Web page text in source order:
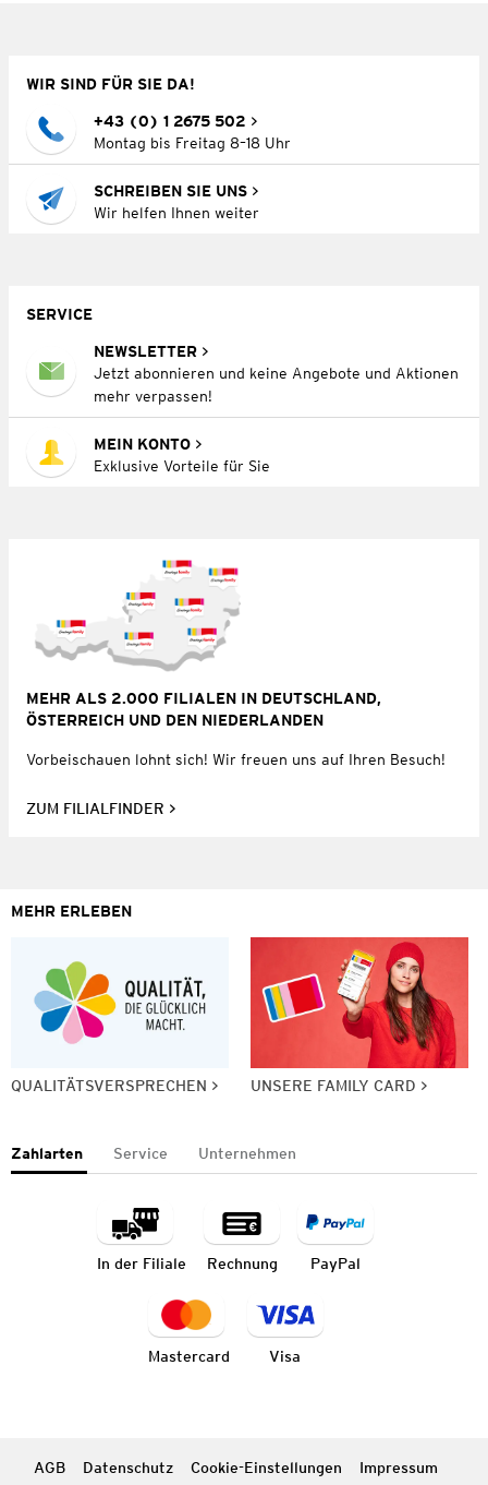
WIR SIND FÜR SIE DA!
+43 (0) 1 2675 502
Montag bis Freitag 8–18 Uhr
SCHREIBEN SIE UNS
Wir helfen Ihnen weiter
SERVICE
NEWSLETTER
Jetzt abonnieren und keine Angebote und Aktionen
mehr verpassen!
MEIN KONTO
Exklusive Vorteile für Sie
MEHR ALS 2.000 FILIALEN IN DEUTSCHLAND,
ÖSTERREICH UND DEN NIEDERLANDEN
Vorbeischauen lohnt sich! Wir freuen uns auf Ihren Besuch!
ZUM FILIALFINDER
MEHR ERLEBEN
QUALITÄTSVERSPRECHEN UNSERE FAMILY CARD
Zahlarten Service Unternehmen
In der Filiale Rechnung PayPal
Mastercard Visa
AGB Datenschutz Cookie-Einstellungen
Impressum